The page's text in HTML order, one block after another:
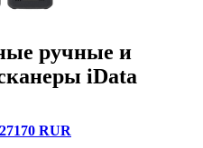
ручные и
iData
RUR